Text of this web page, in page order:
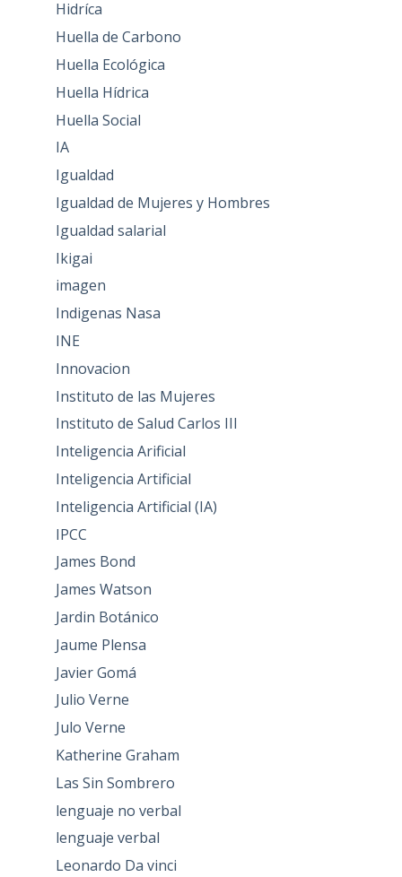
Hidríca
Huella de Carbono
Huella Ecológica
Huella Hídrica
Huella Social
IA
Igualdad
Igualdad de Mujeres y Hombres
Igualdad salarial
Ikigai
imagen
Indigenas Nasa
INE
Innovacion
Instituto de las Mujeres
Instituto de Salud Carlos III
Inteligencia Arificial
Inteligencia Artificial
Inteligencia Artificial (IA)
IPCC
James Bond
James Watson
Jardin Botánico
Jaume Plensa
Javier Gomá
Julio Verne
Julo Verne
Katherine Graham
Las Sin Sombrero
lenguaje no verbal
lenguaje verbal
Leonardo Da vinci